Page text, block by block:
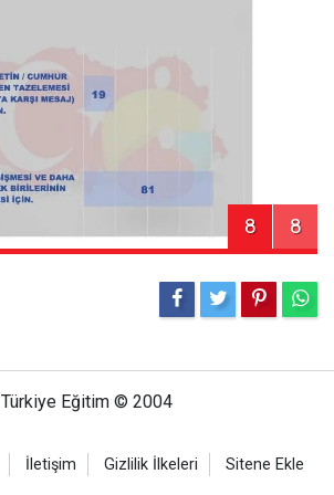
8 8
Türkiye Eğitim © 2004
İletişim Gizlilik İlkeleri Sitene Ekle